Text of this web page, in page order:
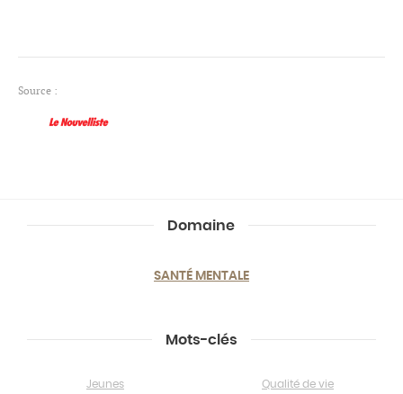
Source :
Domaine
SANTÉ MENTALE
Mots-clés
Jeunes Qualité de vie